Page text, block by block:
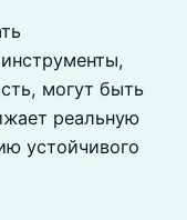
могут быть
реальную
устойчивого